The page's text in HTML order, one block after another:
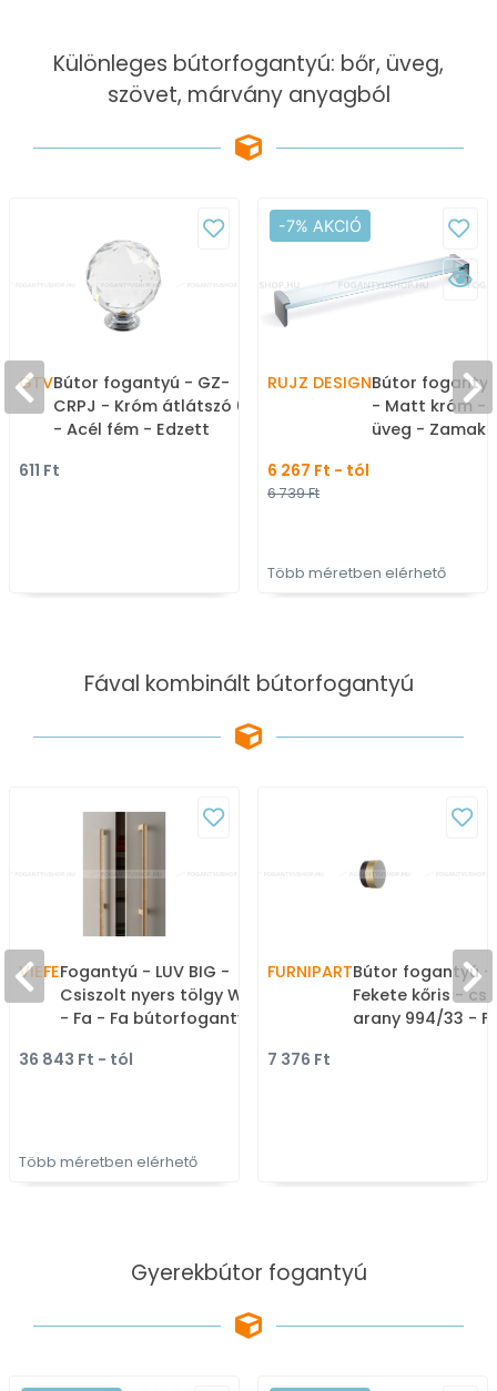
Különleges bútorfogantyú: bőr, üveg,
szövet, márvány anyagból
GTVBútor fogantyú - GZ-
CRPJ - Króm átlátszó 01
- Acél fém - Edzett
bútorfogantyú
611 Ft
-7% AKCIÓ
RUJZ DESIGNBútor
- Matt króm -
üveg - Zamak
6 267 Ft - tól
6 739 Ft
Több méretben elérhető
Fával kombinált bútorfogantyú
VIEFEFogantyú - LUV BIG -
Csiszolt nyers tölgy W00
- Fa - Fa bútorfogantyú -
36 843 Ft - tól
Több méretben elérhető
FURNIPARTBútor fogantyú -
Fekete kőris -
arany 994/33 -
7 376 Ft
Gyerekbútor fogantyú